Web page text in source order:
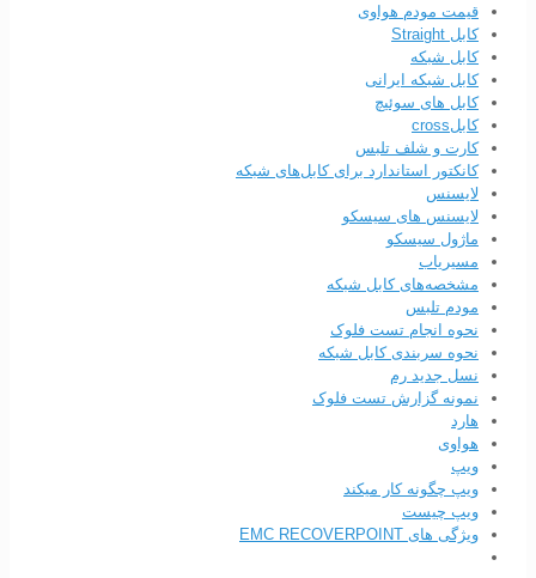
قیمت مودم هواوی
کابل Straight
کابل شبکه
کابل شبکه ایرانی
کابل های سوئیچ
کابلcross
کارت و شلف تلبس
کانکتور استاندارد برای کابل‌های شبکه
لایسنس
لایسنس های سیسکو
ماژول سیسکو
مسیریاب
مشخصه‌های کابل شبکه
مودم تلبس
نحوه انجام تست فلوک
نحوه سربندی کابل‌ شبکه
نسل جدید رم
نمونه گزارش تست فلوک
هارد
هواوی
ویپ
ویپ چگونه کار میکند
ویپ چیست
ویژگی های EMC RECOVERPOINT